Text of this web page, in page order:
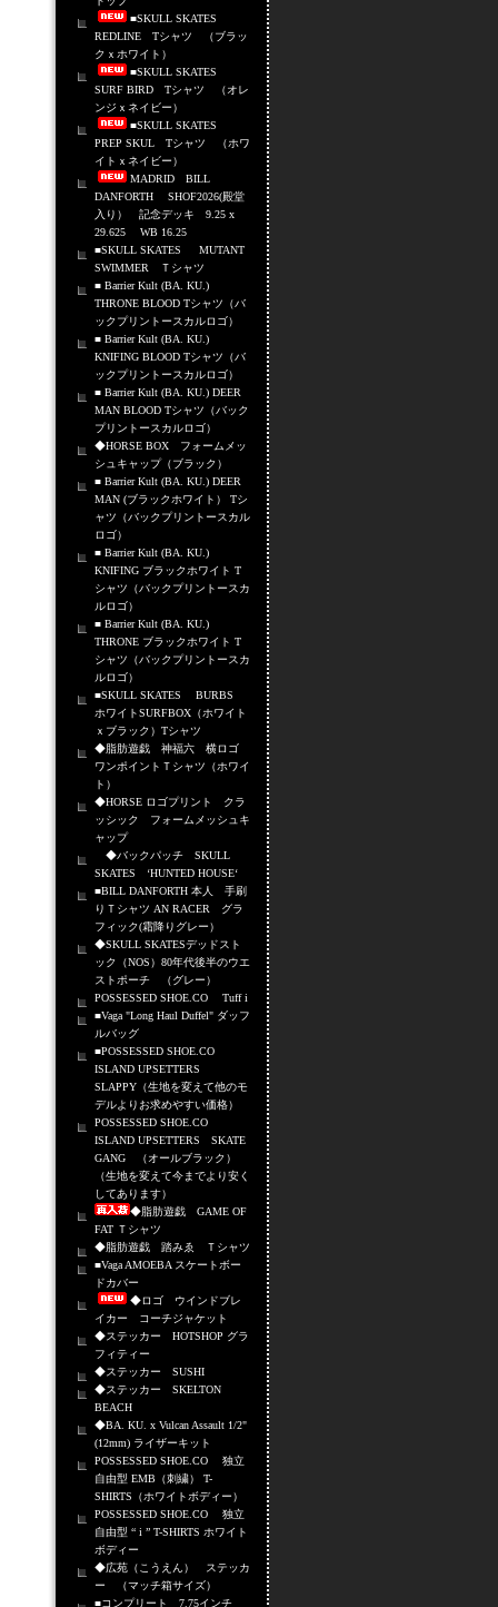
■SKULL SKATES
REDLINE Tシャツ （ブラッ
クｘホワイト）
■SKULL SKATES
SURF BIRD Tシャツ （オレ
ンジｘネイビー）
■SKULL SKATES
PREP SKUL Tシャツ （ホワ
イトｘネイビー）
MADRID BILL
DANFORTH SHOF2026(殿堂
入り） 記念デッキ 9.25 x
29.625 WB 16.25
■SKULL SKATES MUTANT
SWIMMER Ｔシャツ
■ Barrier Kult (BA. KU.)
THRONE BLOOD Tシャツ（バ
ックプリントースカルロゴ）
■ Barrier Kult (BA. KU.)
KNIFING BLOOD Tシャツ（バ
ックプリントースカルロゴ）
■ Barrier Kult (BA. KU.) DEER
MAN BLOOD Tシャツ（バック
プリントースカルロゴ）
◆HORSE BOX フォームメッ
シュキャップ（ブラック）
■ Barrier Kult (BA. KU.) DEER
MAN (ブラックホワイト） Tシ
ャツ（バックプリントースカル
ロゴ）
■ Barrier Kult (BA. KU.)
KNIFING ブラックホワイト T
シャツ（バックプリントースカ
ルロゴ）
■ Barrier Kult (BA. KU.)
THRONE ブラックホワイト T
シャツ（バックプリントースカ
ルロゴ）
■SKULL SKATES BURBS
ホワイトSURFBOX（ホワイト
ｘブラック）Tシャツ
◆脂肪遊戯 神福六 横ロゴ
ワンポイントＴシャツ（ホワイ
ト）
◆HORSE ロゴプリント クラ
ッシック フォームメッシュキ
ャップ
◆バックパッチ SKULL
SKATES ‘HUNTED HOUSE‘
■BILL DANFORTH 本人 手刷
りＴシャツ AN RACER グラ
フィック(霜降りグレー）
◆SKULL SKATESデッドスト
ック（NOS）80年代後半のウエ
ストポーチ （グレー）
POSSESSED SHOE.CO Tuff i
■Vaga "Long Haul Duffel" ダッフ
ルバッグ
■POSSESSED SHOE.CO
ISLAND UPSETTERS
SLAPPY（生地を変えて他のモ
デルよりお求めやすい価格）
POSSESSED SHOE.CO
ISLAND UPSETTERS SKATE
GANG （オールブラック）
（生地を変えて今までより安く
してあります）
◆脂肪遊戯 GAME OF
FAT Ｔシャツ
◆脂肪遊戯 踏みゑ Ｔシャツ
■Vaga AMOEBA スケートボー
ドカバー
◆ロゴ ウインドブレ
イカー コーチジャケット
◆ステッカー HOTSHOP グラ
フィティー
◆ステッカー SUSHI
◆ステッカー SKELTON
BEACH
◆BA. KU. x Vulcan Assault 1/2"
(12mm) ライザーキット
POSSESSED SHOE.CO 独立
自由型 EMB（刺繍） T-
SHIRTS（ホワイトボディー）
POSSESSED SHOE.CO 独立
自由型 “ i ” T-SHIRTS ホワイト
ボディー
◆広苑（こうえん） ステッカ
ー （マッチ箱サイズ）
■コンプリート 7.75インチ